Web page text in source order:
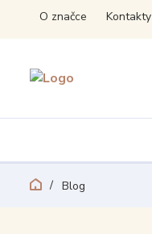
O značce Kontakty
Blog